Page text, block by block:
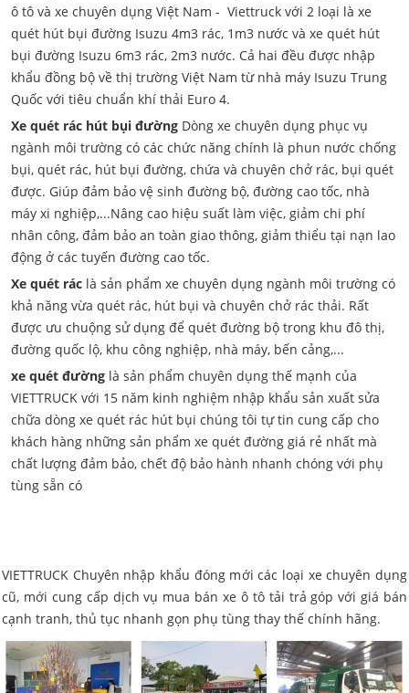
ô tô và xe chuyên dụng Việt Nam - Viettruck với 2 loại là xe
quét hút bụi đường Isuzu 4m3 rác, 1m3 nước và xe quét hút
bụi đường Isuzu 6m3 rác, 2m3 nước. Cả hai đều được nhập
khẩu đồng bộ về thị trường Việt Nam từ nhà máy Isuzu Trung
Quốc với tiêu chuẩn khí thải Euro 4.
Xe quét rác hút bụi đường Dòng xe chuyên dụng phục vụ
ngành môi trường có các chức năng chính là phun nước chống
bụi, quét rác, hút bụi đường, chứa và chuyên chở rác, bụi quét
được. Giúp đảm bảo vệ sinh đường bộ, đường cao tốc, nhà
máy xi nghiệp,...Nâng cao hiệu suất làm việc, giảm chi phí
nhân công, đảm bảo an toàn giao thông, giảm thiểu tại nạn lao
động ở các tuyến đường cao tốc.
Xe quét rác là sản phẩm xe chuyên dụng ngành môi trường có
khả năng vừa quét rác, hút bụi và chuyên chở rác thải. Rất
được ưu chuộng sử dụng để quét đường bộ trong khu đô thị,
đường quốc lộ, khu công nghiệp, nhà máy, bến cảng,...
xe quét đường là sản phẩm chuyên dụng thế mạnh của
VIETTRUCK với 15 năm kinh nghiệm nhập khẩu sản xuất sửa
chữa dòng xe quét rác hút bụi chúng tôi tự tin cung cấp cho
khách hàng những sản phẩm xe quét đường giá rẻ nhất mà
chất lượng đảm bảo, chết độ bảo hành nhanh chóng với phụ
tùng sẵn có
VIETTRUCK Chuyên nhập khẩu đóng mới các loại xe chuyên dụng
cũ, mới cung cấp dịch vụ mua bán xe ô tô tải trả góp với giá bán
cạnh tranh, thủ tục nhanh gọn phụ tùng thay thế chính hãng.